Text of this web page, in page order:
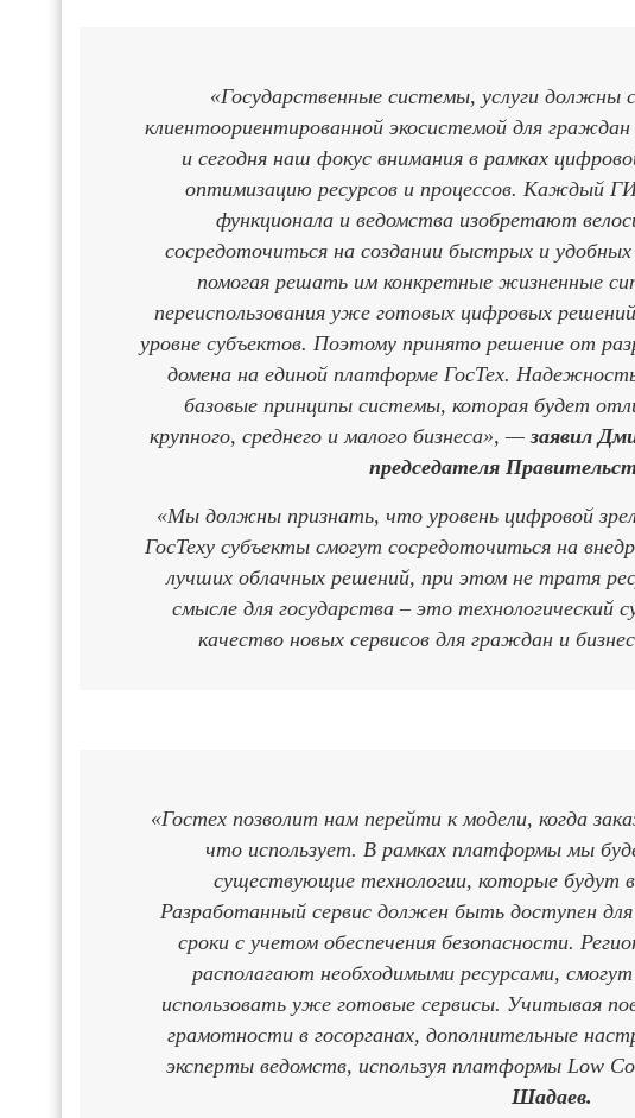
«Государственные системы, услуги должны
клиентоориентированной экосистемой для
и сегодня наш фокус внимания в рамках
оптимизацию ресурсов и процессов. Каждый
функционала и ведомства изобретают
сосредоточиться на создании быстрых и
помогая решать им конкретные жизненные
переиспользования уже готовых цифровых
уровне субъектов. Поэтому принято решение от
домена на единой платформе ГосТех.
базовые принципы системы, которая будет
крупного, среднего и малого бизнеса», —заявил
председателя
«Мы должны признать, что уровень цифровой
ГосТеху субъекты смогут сосредоточиться на
лучших облачных решений, при этом не тратя
смысле для государства – это технологический
качество новых сервисов для граждан и
«Гостех позволит нам перейти к модели, когда
что использует. В рамках платформы мы
существующие технологии, которые будут
Разработанный сервис должен быть доступен для
сроки с учетом обеспечения безопасности.
располагают необходимыми ресурсами,
использовать уже готовые сервисы. Учитывая
грамотности в госорганах, дополнительные
эксперты ведомств, используя платформы Low
Шадаев.